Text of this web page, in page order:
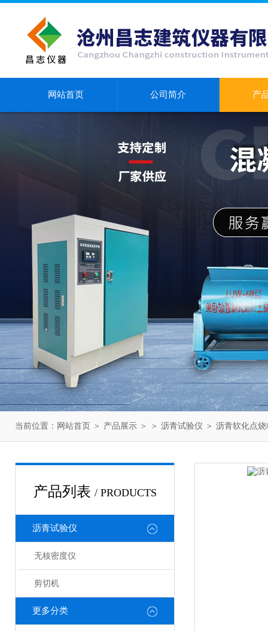
网站首页 公司简介 产
当前位置： 网站首页 ＞ 产品展示 ＞ ＞ 沥青试验仪 ＞ 沥青软化点
产品列表 / PRODUCTS
沥青试验仪
无核密度仪
剪切机
更多分类